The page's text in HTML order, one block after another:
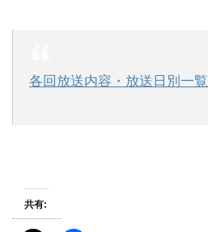
各回放送内容・放送日別一覧
共有: